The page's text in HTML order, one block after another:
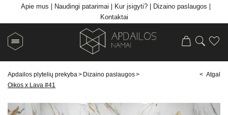
Apie mus Naudingi patarimai Kur įsigyti?
Dizaino paslaugos
Kontaktai
Apdailos plytelių prekyba > Dizaino paslaugos>
Oikos x Lava #41
< Atgal